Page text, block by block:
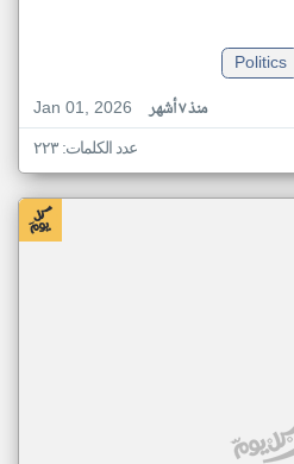
Politics
Jan 01, 2026
منذ ٧ أشهر
عدد الكلمات: ٢٢٣